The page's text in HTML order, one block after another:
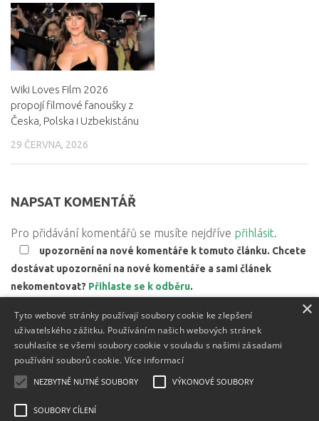
Wiki Loves Film 2026
propojí filmové fanoušky z
Česka, Polska i Uzbekistánu
29 ČERVNA, 2026
NAPSAT KOMENTÁŘ
Pro přidávání komentářů se musíte nejdříve přihlásit.
upozornění na nové komentáře k tomuto článku. Chcete
dostávat upozornění na nové komentáře a sami článek
nekomentovat? Přihlaste se k odběru.
Zjistěte,
jak jsou zpracovávány údaje z komentářů.
Textový obsah je zveřejněn pod licencíCreative Commons BY
uvedeny u těchto materiálů.
×
Tyto webové stránky používají soubory cookie ke zlepšení
uživatelského zážitku. Používáním našich webových stránek
souhlasíte se všemi soubory cookie v souladu s našimi zásadami
používání souborů cookie. Více informací
NEZBYTNĚ NUTNÉ SOUBORY VÝKONOVÉ SOUBORY
SOUBORY CÍLENÍ